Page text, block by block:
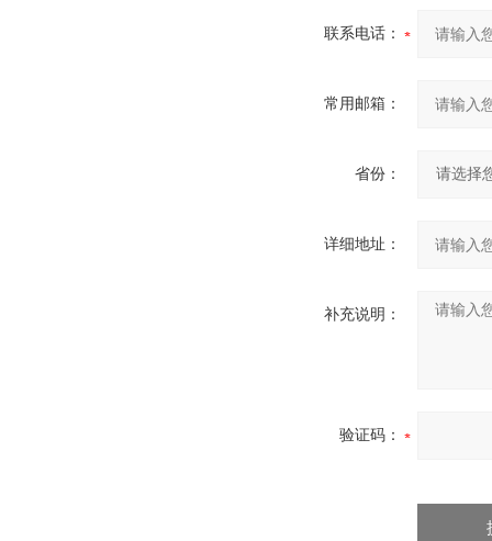
联系电话：
常用邮箱：
省份：
详细地址：
补充说明：
验证码：